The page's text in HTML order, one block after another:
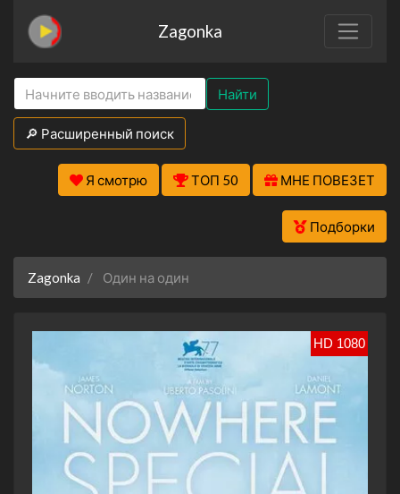
Zagonka
Найти
🔎 Расширенный поиск
Я смотрю ТОП 50 МНЕ ПОВЕЗЕТ
Подборки
Zagonka Один на один
HD 1080